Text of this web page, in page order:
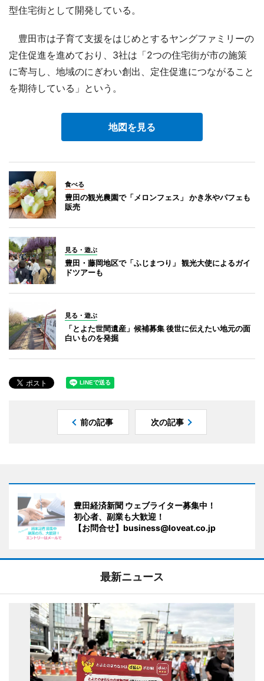
型住宅街として開発している。
豊田市は子育て支援をはじめとするヤングファミリーの
定住促進を進めており、3社は「2つの住宅街が市の施策
に寄与し、地域のにぎわい創出、定住促進につながること
を期待している」という。
地図を見る
食べる
豊田の観光農園で「メロンフェス」 かき氷やパフェも
販売
見る・遊ぶ
豊田・藤岡地区で「ふじまつり」 観光大使によるガイ
ドツアーも
見る・遊ぶ
「とよた世間遺産」候補募集 後世に伝えたい地元の面
白いものを発掘
前の記事 次の記事
豊田経済新聞 ウェブライター募集中！
初心者、副業も大歓迎！
【お問合せ】business@loveat.co.jp
最新ニュース